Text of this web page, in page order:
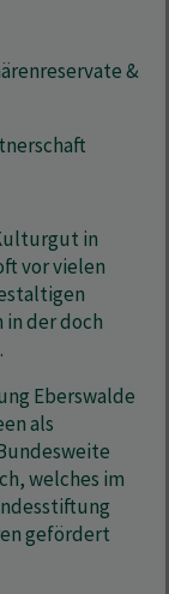
&
in
vor vielen
in der doch
Eberswalde
als
welches im
gefördert